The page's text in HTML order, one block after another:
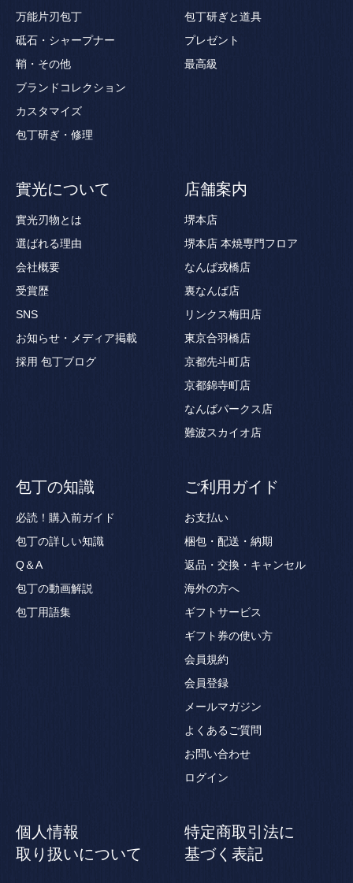
万能片刃包丁
砥石・シャープナー
鞘・その他
ブランドコレクション
カスタマイズ
包丁研ぎ・修理
包丁研ぎと道具
プレゼント
最高級
實光について
實光刃物とは
選ばれる理由
会社概要
受賞歴
SNS
お知らせ・メディア掲載
採用 包丁ブログ
店舗案内
堺本店
堺本店 本焼専門フロア
なんば戎橋店
裏なんば店
リンクス梅田店
東京合羽橋店
京都先斗町店
京都錦寺町店
なんばパークス店
難波スカイオ店
包丁の知識
必読！購入前ガイド
包丁の詳しい知識
Q＆A
包丁の動画解説
包丁用語集
ご利用ガイド
お支払い
梱包・配送・納期
返品・交換・キャンセル
海外の方へ
ギフトサービス
ギフト券の使い方
会員規約
会員登録
メールマガジン
よくあるご質問
お問い合わせ
ログイン
個人情報
取り扱いについて
特定商取引法に
基づく表記